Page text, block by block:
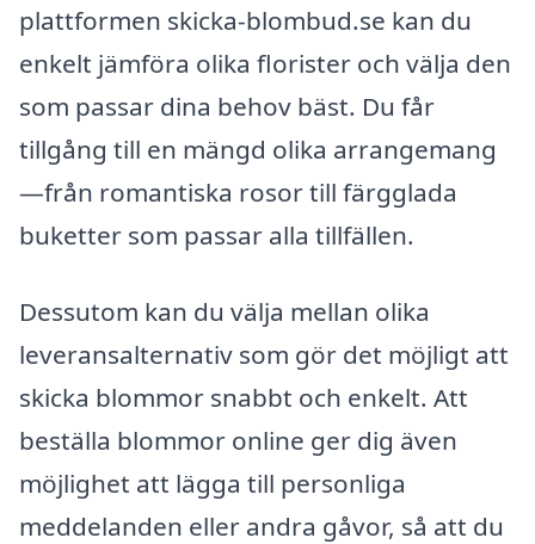
plattformen skicka-blombud.se kan du
enkelt jämföra olika florister och välja den
som passar dina behov bäst. Du får
tillgång till en mängd olika arrangemang
—från romantiska rosor till färgglada
buketter som passar alla tillfällen.
Dessutom kan du välja mellan olika
leveransalternativ som gör det möjligt att
skicka blommor snabbt och enkelt. Att
beställa blommor online ger dig även
möjlighet att lägga till personliga
meddelanden eller andra gåvor, så att du